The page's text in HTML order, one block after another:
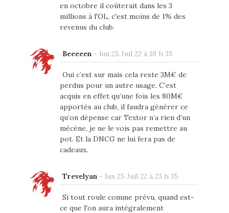
en octobre il coûterait dans les 3
millions à l'OL, c'est moins de 1% des
revenus du club.
Beeeeen - lun 25 Juil 22 à 18 h 35
Oui c’est sur mais cela reste 3M€ de
perdus pour un autre usage. C’est
acquis en effet qu’une fois les 80M€
apportés au club, il faudra générer ce
qu’on dépense car Textor n’a rien d’un
mécène, je ne le vois pas remettre au
pot. Et la DNCG ne lui fera pas de
cadeaux.
Trevelyan - lun 25 Juil 22 à 23 h 35
Si tout roule comme prévu, quand est-
ce que l'on aura intégralement